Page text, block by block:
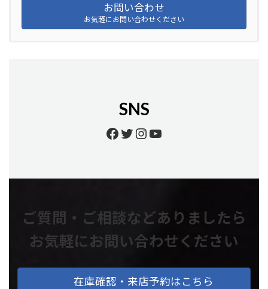
お問い合わせ
お気軽にお問い合わせください
SNS
Facebook
Twitter
Instagram
YouTube
ご質問・ご相談などありましたら
お気軽にお問い合わせください
在庫確認・来店予約はこちら